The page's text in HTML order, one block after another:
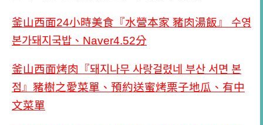
釜山西面24小時美食『水營本家 豬肉湯飯』 수영
본가돼지국밥、Naver4.52分
釜山西面烤肉『돼지나무 사랑걸렸네 부산 서면 본
점』豬樹之愛菜單、預約送蜜烤栗子地瓜、有中
文菜單